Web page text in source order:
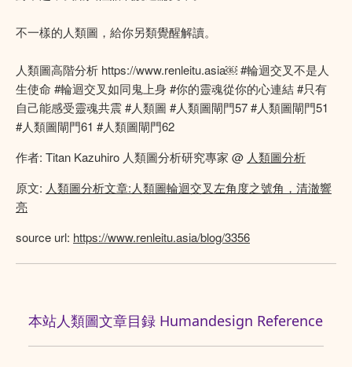
不一樣的人類圖，給你另類覺醒解讀。
人類圖高階分析 https://www.renleitu.asia￼ #輪迴交叉不是人
生使命 #輪迴交叉如同鬼上身 #你的靈魂從你的心連結 #只有
自己能感受靈魂共震 #人類圖 #人類圖閘門57 #人類圖閘門51
#人類圖閘門61 #人類圖閘門62
作者: Titan Kazuhiro 人類圖分析研究專家 @ 人類圖分析
原文: 人類圖分析文章:人類圖輪迴交叉左角度之號角，清澈響
亮
source url: https://www.renleitu.asia/blog/3356
本站人類圖文章目録 Humandesign Reference